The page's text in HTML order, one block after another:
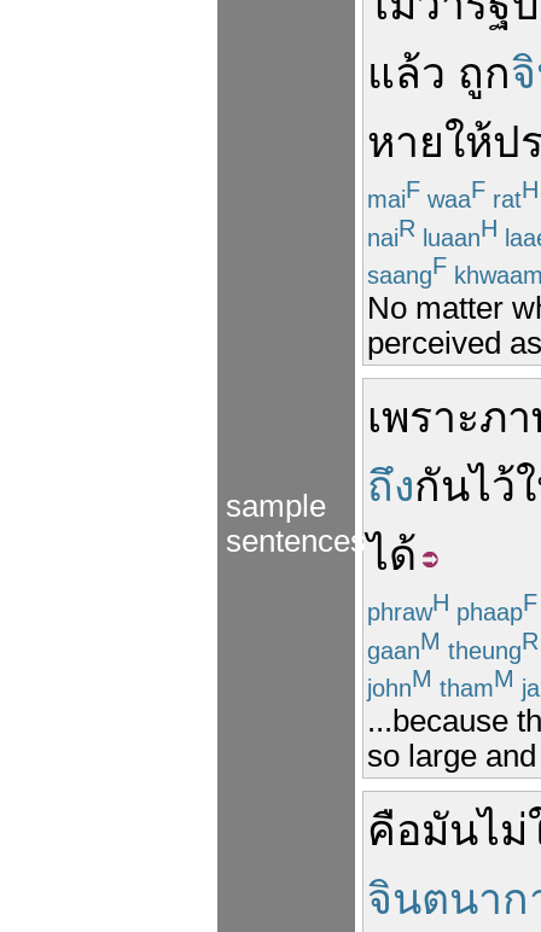
sample
sentences
แล้ว ถูก
หายให้ป
maiF waaF ratH
naiR luaanH
saangF
No matter
perceived
เพราะภ
ถึงกันไว้
ได้
phrawH phaapF
gaanM theungR
johnM thamM
...because
so large
คือมันไม่
จินตนาก